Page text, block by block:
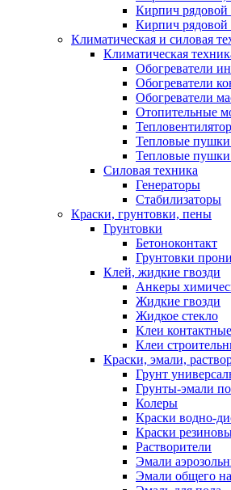
Кирпич
Кирпич рядовой
Климатическая и силовая
Климатическая
Обогреватели
Обогреватели
Обогреватели
Отопительные
Тепловые пушки
Тепловые пушки
Силовая техника
Генераторы
Стабилизаторы
Краски, грунтовки, пены
Грунтовки
Бетоноконтакт
Грунтовки
Клей, жидкие гвозди
Анкеры
Жидкие гвозди
Жидкое стекло
Клеи
Клеи
Краски, эмали,
Грунт
Грунты-эмали
Колеры
Краски водно-
Краски
Растворители
Эмали
Эмали общего